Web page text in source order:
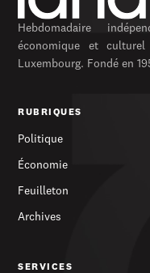
Hebdomadaire
économique et culturel
Luxembourg. Fondé en
RUBRIQUES
Politique
Économie
Feuilleton
Archives
SERVICES